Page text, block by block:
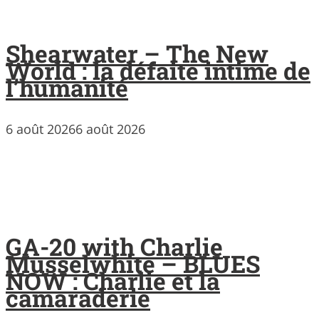
Shearwater – The New
World : la défaite intime de
l’humanité
6 août 20266 août 2026
GA-20 with Charlie
Musselwhite – BLUES
NOW : Charlie et la
camaraderie